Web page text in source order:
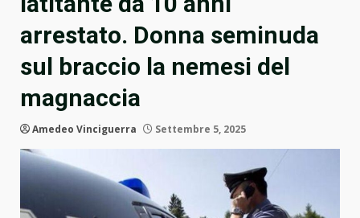
arrestato. Donna seminuda
sul braccio la nemesi del
magnaccia
Amedeo Vinciguerra Settembre 5, 2025